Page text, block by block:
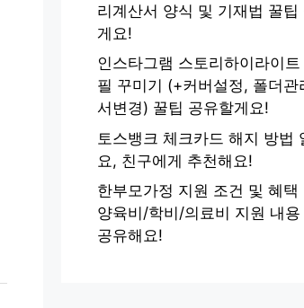
리계산서 양식 및 기재법 꿀팁
게요!
인스타그램 스토리하이라이
필 꾸미기 (+커버설정, 폴더관
서변경) 꿀팁 공유할게요!
토스뱅크 체크카드 해지 방법
요, 친구에게 추천해요!
한부모가정 지원 조건 및 혜택
양육비/학비/의료비 지원 내용
공유해요!